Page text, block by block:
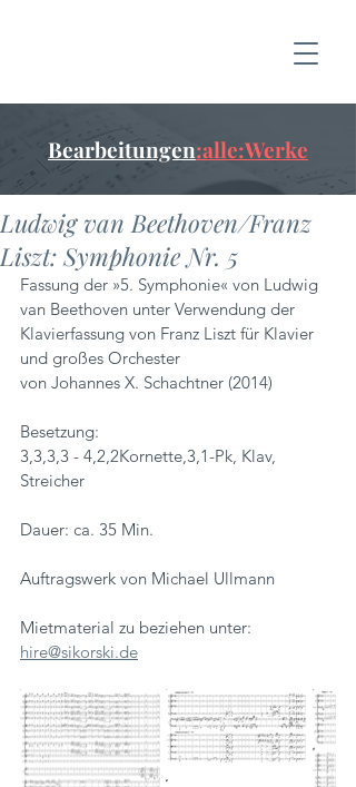
Bearbeitungen:alle:Werke
Ludwig van Beethoven/Franz
Liszt: Symphonie Nr. 5
Fassung der »5. Symphonie« von Ludwig
van Beethoven unter Verwendung der
Klavierfassung von Franz Liszt für Klavier
und großes Orchester
von Johannes X. Schachtner (2014)
Besetzung:
3,3,3,3 - 4,2,2Kornette,3,1-Pk, Klav,
Streicher
Dauer: ca. 35 Min.
Auftragswerk von Michael Ullmann
Mietmaterial zu beziehen unter:
hire@sikorski.de